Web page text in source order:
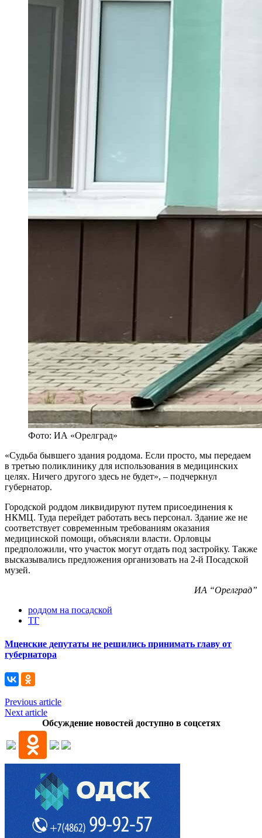
Фото: ИА «Орелград»
«Судьба бывшего здания роддома. Если просто, мы передаем
в третью поликлинику для использования в медицинских
целях. Ничего другого здесь не будет», – подчеркнул
губернатор.
Городской роддом ликвидируют путем присоединения к
НКМЦ. Туда перейдет работать весь персонал. Здание же не
соответствует современным требованиям оказания
медицинской помощи, объясняли власти. Орловцы
предположили, что участок могут отдать под застройку. Также
высказывались предложения организовать на 2-й Посадской
музей.
ИА “Орелград”
роддом на посадской
ТГ
Мценские депутаты не решились принимать главу от
губернатора
Previous article
Next article
Обсуждение новостей доступно в соцсетях